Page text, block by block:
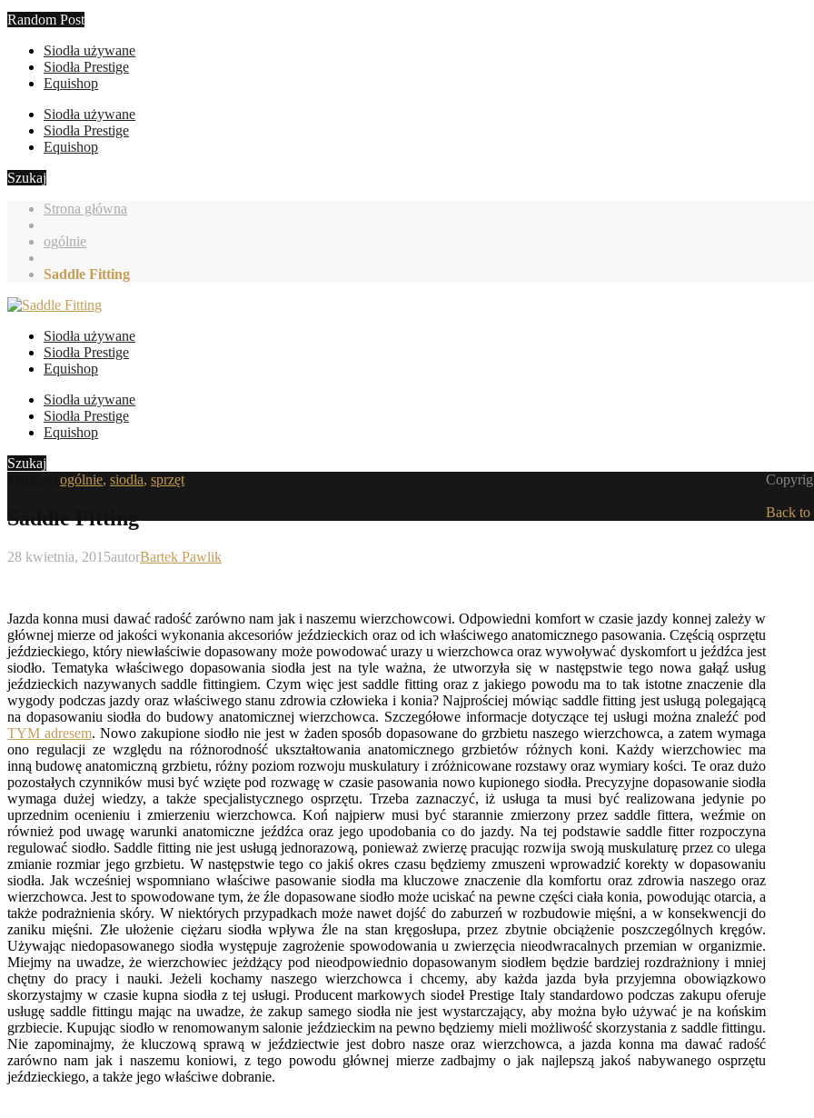
Random Post
Siodła używane
Siodła Prestige
Equishop
Siodła używane
Siodła Prestige
Equishop
Szukaj
Strona główna
ogólnie
Saddle Fitting
Siodła używane
Siodła Prestige
Equishop
Siodła używane
Siodła Prestige
Equishop
Szukaj
ogólnie, siodła, sprzęt
Saddle Fitting
28 kwietnia, 2015autorBartek Pawlik
Jazda konna musi dawać radość zarówno nam jak i naszemu wierzchowcowi. Odpowiedni komfort w czasie jazdy konnej zależy w
głównej mierze od jakości wykonania akcesoriów jeździeckich oraz od ich właściwego anatomicznego pasowania. Częścią osprzętu
jeździeckiego, który niewłaściwie dopasowany może powodować urazy u wierzchowca oraz wywoływać dyskomfort u jeźdźca jest
siodło. Tematyka właściwego dopasowania siodła jest na tyle ważna, że utworzyła się w następstwie tego nowa gałąź usług
jeździeckich nazywanych saddle fittingiem. Czym więc jest saddle fitting oraz z jakiego powodu ma to tak istotne znaczenie dla
wygody podczas jazdy oraz właściwego stanu zdrowia człowieka i konia? Najprościej mówiąc saddle fitting jest usługą polegającą
na dopasowaniu siodła do budowy anatomicznej wierzchowca. Szczegółowe informacje dotyczące tej usługi można znaleźć pod
TYM adresem. Nowo zakupione siodło nie jest w żaden sposób dopasowane do grzbietu naszego wierzchowca, a zatem wymaga
ono regulacji ze względu na różnorodność ukształtowania anatomicznego grzbietów różnych koni. Każdy wierzchowiec ma
inną budowę anatomiczną grzbietu, różny poziom rozwoju muskulatury i zróżnicowane rozstawy oraz wymiary kości. Te oraz dużo
pozostałych czynników musi być wzięte pod rozwagę w czasie pasowania nowo kupionego siodła. Precyzyjne dopasowanie siodła
wymaga dużej wiedzy, a także specjalistycznego osprzętu. Trzeba zaznaczyć, iż usługa ta musi być realizowana jedynie po
uprzednim ocenieniu i zmierzeniu wierzchowca. Koń najpierw musi być starannie zmierzony przez saddle fittera, weźmie on
również pod uwagę warunki anatomiczne jeźdźca oraz jego upodobania co do jazdy. Na tej podstawie saddle fitter rozpoczyna
regulować siodło. Saddle fitting nie jest usługą jednorazową, ponieważ zwierzę pracując rozwija swoją muskulaturę przez co ulega
zmianie rozmiar jego grzbietu. W następstwie tego co jakiś okres czasu będziemy zmuszeni wprowadzić korekty w dopasowaniu
siodła. Jak wcześniej wspomniano właściwe pasowanie siodła ma kluczowe znaczenie dla komfortu oraz zdrowia naszego oraz
wierzchowca. Jest to spowodowane tym, że źle dopasowane siodło może uciskać na pewne części ciała konia, powodując otarcia, a
także podrażnienia skóry. W niektórych przypadkach może nawet dojść do zaburzeń w rozbudowie mięśni, a w konsekwencji do
zaniku mięśni. Złe ułożenie ciężaru siodła wpływa źle na stan kręgosłupa, przez zbytnie obciążenie poszczególnych kręgów.
Używając niedopasowanego siodła występuje zagrożenie spowodowania u zwierzęcia nieodwracalnych przemian w organizmie.
Miejmy na uwadze, że wierzchowiec jeżdżący pod nieodpowiednio dopasowanym siodłem będzie bardziej rozdrażniony i mniej
chętny do pracy i nauki. Jeżeli kochamy naszego wierzchowca i chcemy, aby każda jazda była przyjemna obowiązkowo
skorzystajmy w czasie kupna siodła z tej usługi. Producent markowych siodeł Prestige Italy standardowo podczas zakupu oferuje
usługę saddle fittingu mając na uwadze, że zakup samego siodła nie jest wystarczający, aby można było używać je na końskim
grzbiecie. Kupując siodło w renomowanym salonie jeździeckim na pewno będziemy mieli możliwość skorzystania z saddle fittingu.
Nie zapominajmy, że kluczową sprawą w jeździectwie jest dobro nasze oraz wierzchowca, a jazda konna ma dawać radość
zarówno nam jak i naszemu koniowi, z tego powodu głównej mierze zadbajmy o jak najlepszą jakoś nabywanego osprzętu
jeździeckiego, a także jego właściwe dobranie.
Back to